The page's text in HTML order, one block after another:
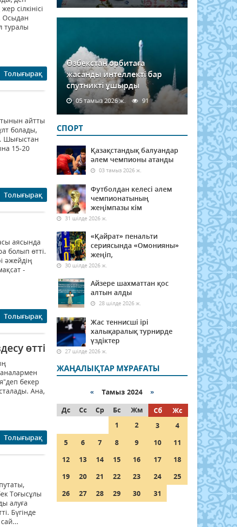
сілкінісі
Осыдан
туралы
Толығырақ
айтты
болады,
Шығыстан
15-20
Толығырақ
аясында
болып өтті.
әжейдің
-
Толығырақ
өтті
бекер
Ана,
Толығырақ
Тоғысұлы
алуға
Бүгінде
Өзбекстан орбитаға
жасанды интеллекті бар
спутникті ұшырды
05 тамыз 2026 ж. 91
СПОРТ
Қазақстандық балуандар
әлем чемпионы атанды
03 тамыз 2026 ж.
Футболдан келесі әлем
чемпионатының
жеңімпазы кім
31 шілде 2026 ж.
«Қайрат» пенальти
сериясында «Омонияны»
жеңіп,
30 шілде 2026 ж.
Айзере шахматтан қос
алтын алды
28 шілде 2026 ж.
Жас теннисші ірі
халықаралық турнирде
үздіктер
27 шілде 2026 ж.
ЖАҢАЛЫҚТАР МҰРАҒАТЫ
« Тамыз 2024 »
Дс
Сс Ср Бс Жм Сб
Жс
1
2 3
4
5
6 7 8 9 10
11
12
13 14 15 16 17
18
19
20 21 22 23 24
25
26
27 28 29 30 31